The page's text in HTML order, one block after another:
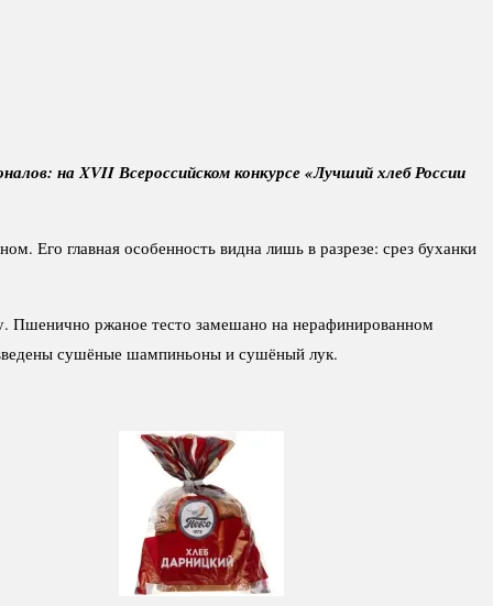
на XVII Всероссийском конкурсе «Лучший хлеб России
Его главная особенность видна лишь в разрезе: срез буханки
Пшенично ржаное тесто замешано на нерафинированном
введены сушёные шампиньоны и сушёный лук.